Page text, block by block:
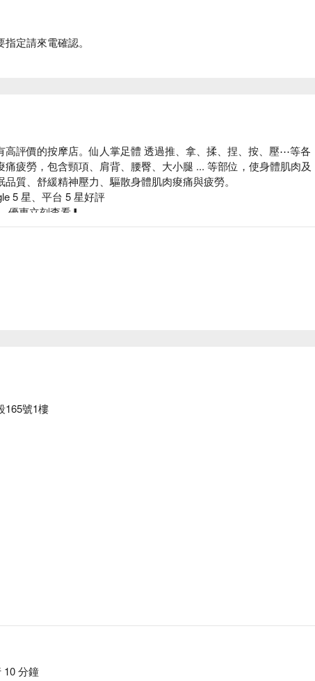
定請來電確認。
高評價的按摩店。仙人掌足體 透過推、拿、揉、捏、按、壓⋯等各
疲勞，包含頸項、肩背、腰臀、大小腿 ... 等部位，使身體肌肉及
質、舒緩精神壓力、驅散身體肌肉痠痛與疲勞。
5 星、平台 5 星好評
優惠立刻查看⬇︎
165號1樓
10 分鐘